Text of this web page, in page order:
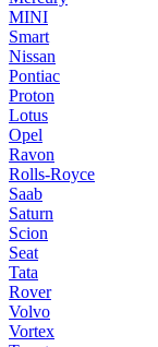
MINI
Smart
Nissan
Pontiac
Proton
Lotus
Opel
Ravon
Rolls-Royce
Saab
Saturn
Scion
Seat
Tata
Rover
Volvo
Vortex